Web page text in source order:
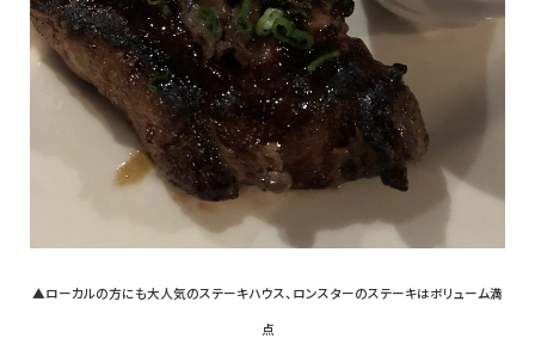
▲ローカルの方にも大人気のステーキハウス、ロンスターのステーキはボリューム満
点